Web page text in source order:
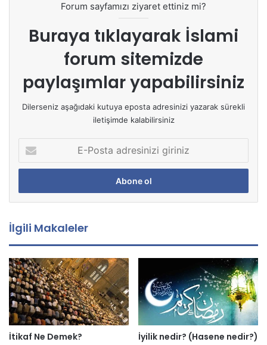
Forum sayfamızı ziyaret ettiniz mi?
Buraya tıklayarak İslami
forum sitemizde
paylaşımlar yapabilirsiniz
Dilerseniz aşağıdaki kutuya eposta adresinizi yazarak sürekli
iletişimde kalabilirsiniz
P
s
a
d
r
e
s
i
n
i
z
İlgili Makaleler
İtikaf Ne Demek? İyilik nedir? (Hasene nedir?)